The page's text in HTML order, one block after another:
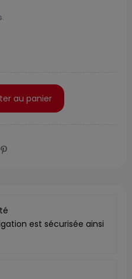
au panier
est sécurisée ainsi